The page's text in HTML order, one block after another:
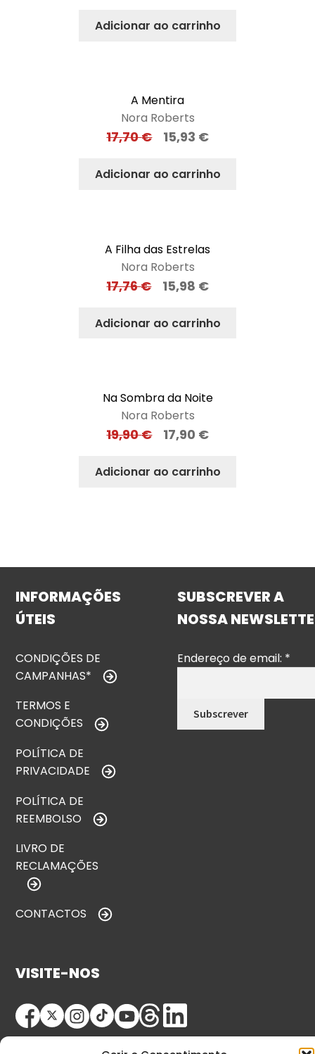
Adicionar ao carrinho
A Mentira
Nora Roberts
17,70€ 15,93 €
Adicionar ao carrinho
A Filha das Estrelas
Nora Roberts
17,76€ 15,98 €
Adicionar ao carrinho
Na Sombra da Noite
Nora Roberts
19,90€ 17,90 €
Adicionar ao carrinho
INFORMAÇÕES
ÚTEIS
CONDIÇÕES DE
CAMPANHAS*
TERMOS E
CONDIÇÕES
POLÍTICA DE
PRIVACIDADE
POLÍTICA DE
REEMBOLSO
LIVRO DE
RECLAMAÇÕES
CONTACTOS
SUBSCREVER A
NOSSA
Endereço de email: *
VISITE-NOS